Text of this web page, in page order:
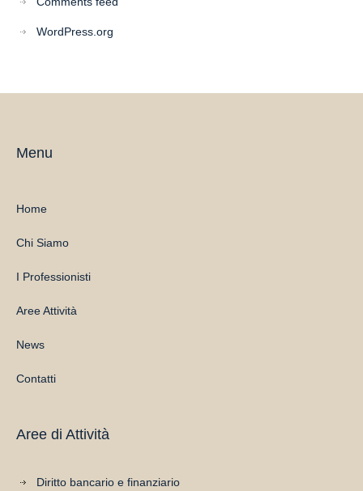
WordPress.org
Menu
Home
Chi Siamo
I Professionisti
Aree Attività
News
Contatti
Aree di Attività
Diritto bancario e finanziario